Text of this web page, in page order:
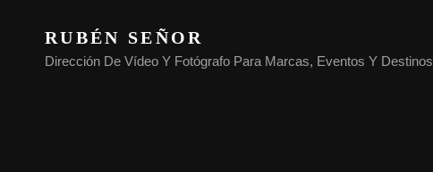
RUBÉN SEÑOR
Dirección De Vídeo Y Fotógrafo Para Marcas, Eventos Y Destinos